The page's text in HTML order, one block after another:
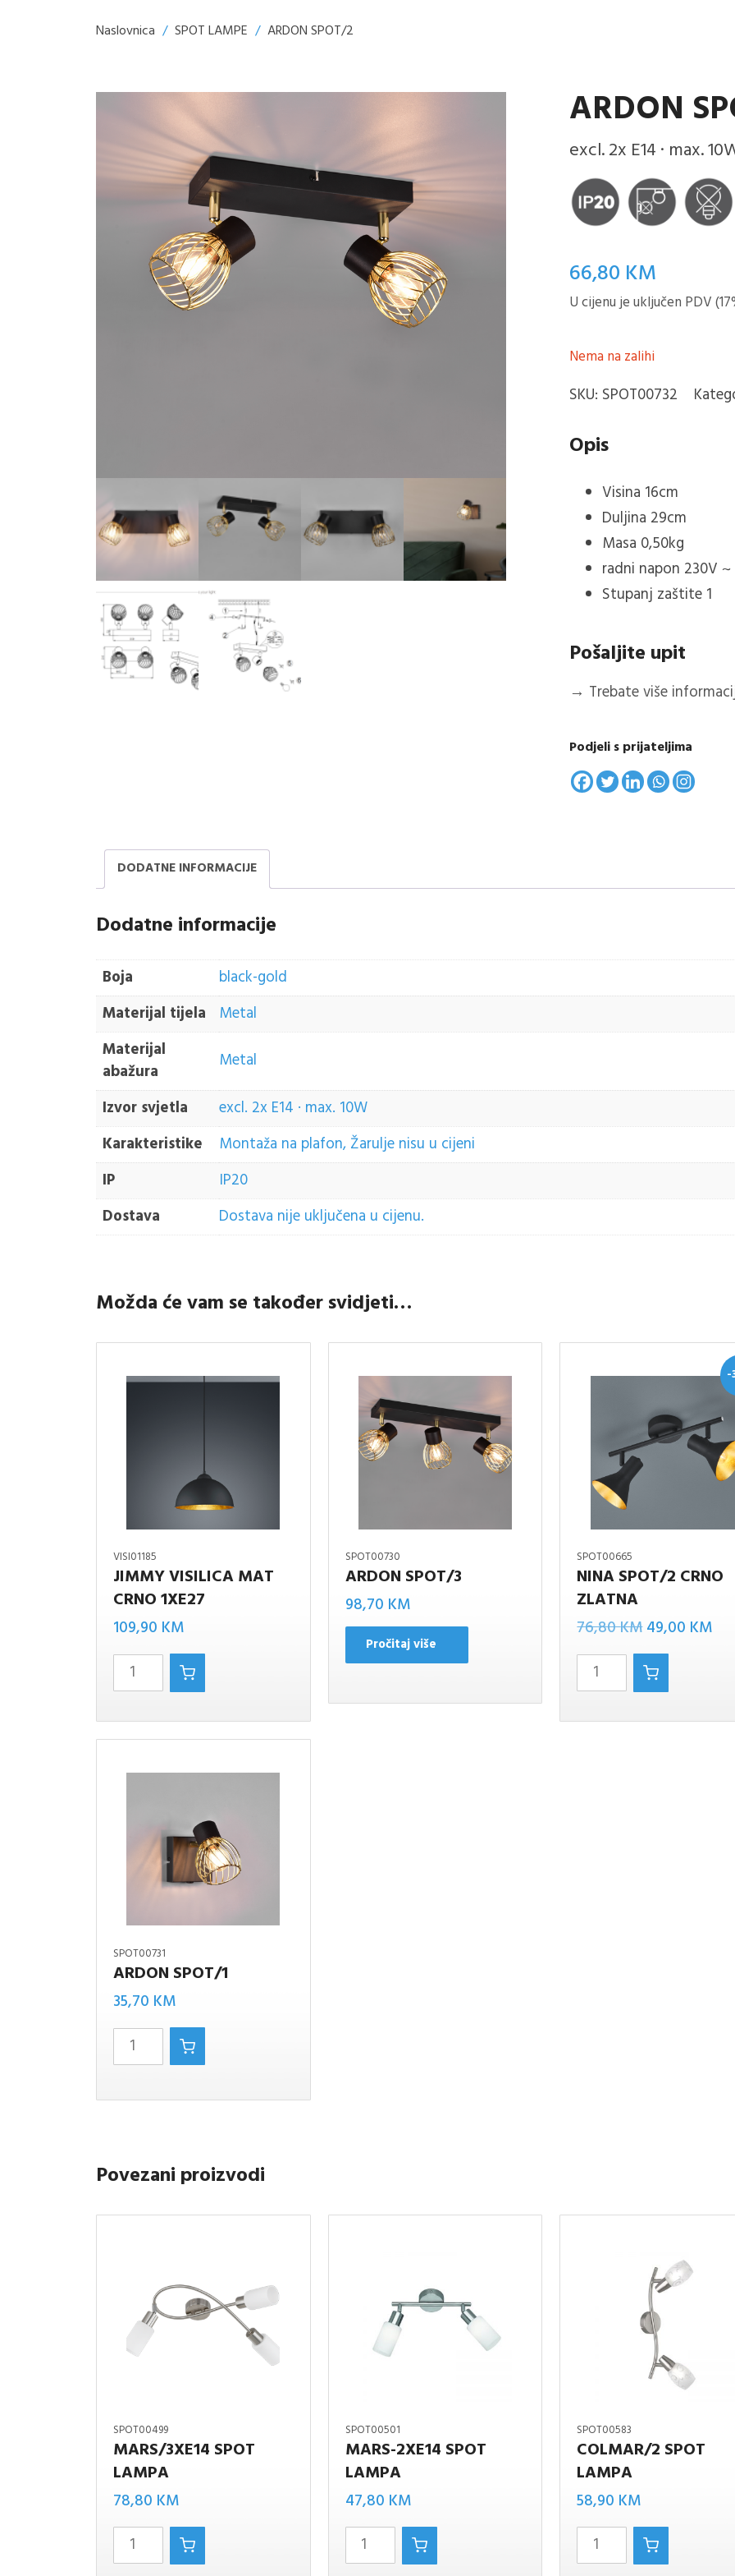
Naslovnica / SPOT LAMPE / ARDON SPOT/2
ARDON
excl. 2x E14 · max.
66,80 KM
U cijenu je uključen PDV
Nema na zalihi
SKU: SPOT00732
Opis
Visina 16cm
Duljina 29cm
Masa 0,50kg
radni napon 230V ~
Stupanj zaštite 1
Pošaljite upit
→ Trebate više
Podjeli s prijateljima
DODATNE INFORMACIJE
Dodatne informacije
Boja
black-gold
Materijal tijela Metal
Materijal
abažura
Metal
Izvor svjetla
excl. 2x E14 · max. 10W
Karakteristike
Montaža na plafon, Žarulje nisu u cijeni
IP
IP20
Dostava
Dostava nije uključena u cijenu.
Možda će vam se također svidjeti…
VISI01185
JIMMY VISILICA MAT
CRNO 1XE27
109,90 KM
JIMMY
VISILICA
1XE27
količina
SPOT00730
ARDON SPOT/3
98,70 KM
Pročitaj više
-
SPOT00665
NINA SPOT/2 CRNO
ZLATNA
76,80KMIzvorna
cijena
bila
76,80 KM.
49,00 KM
NINA
SPOT/2
CRNO
SPOT00731
ARDON SPOT/1
35,70 KM
ARDON
SPOT/1
količina
Povezani proizvodi
SPOT00499
MARS/3XE14 SPOT
LAMPA
78,80 KM
MARS/3xE14
spot lampa
SPOT00501
MARS-2XE14 SPOT
LAMPA
47,80 KM
Mars-
2xE14
spot
SPOT00583
COLMAR/2 SPOT
LAMPA
58,90 KM
SPOT
LAMPA
količina